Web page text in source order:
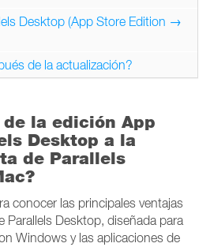
la edición App
Desktop a la
de Parallels
conocer las principales ventajas
Parallels Desktop, diseñada para
Windows y las aplicaciones de
Desktop (App Store Edition →
de la actualización?